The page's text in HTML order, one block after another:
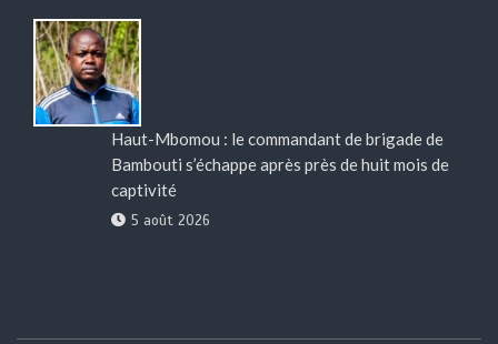
Haut-Mbomou : le commandant de brigade de
Bambouti s’échappe après près de huit mois de
captivité
5 août 2026